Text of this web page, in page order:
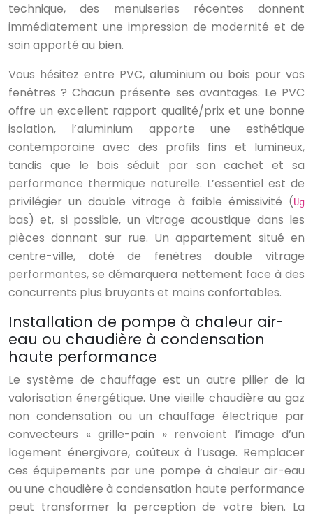
technique, des menuiseries récentes donnent
immédiatement une impression de modernité et de
soin apporté au bien.
Vous hésitez entre PVC, aluminium ou bois pour vos
fenêtres ? Chacun présente ses avantages. Le PVC
offre un excellent rapport qualité/prix et une bonne
isolation, l’aluminium apporte une esthétique
contemporaine avec des profils fins et lumineux,
tandis que le bois séduit par son cachet et sa
performance thermique naturelle. L’essentiel est de
privilégier un double vitrage à faible émissivité (Ug
bas) et, si possible, un vitrage acoustique dans les
pièces donnant sur rue. Un appartement situé en
centre-ville, doté de fenêtres double vitrage
performantes, se démarquera nettement face à des
concurrents plus bruyants et moins confortables.
Installation de pompe à chaleur air-
eau ou chaudière à condensation
haute performance
Le système de chauffage est un autre pilier de la
valorisation énergétique. Une vieille chaudière au gaz
non condensation ou un chauffage électrique par
convecteurs « grille-pain » renvoient l’image d’un
logement énergivore, coûteux à l’usage. Remplacer
ces équipements par une pompe à chaleur air-eau
ou une chaudière à condensation haute performance
peut transformer la perception de votre bien. La